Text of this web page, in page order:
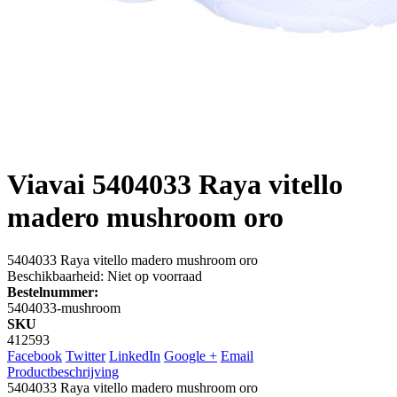
Viavai 5404033 Raya vitello
madero mushroom oro
5404033 Raya vitello madero mushroom oro
Beschikbaarheid: Niet op voorraad
Bestelnummer:
5404033-mushroom
SKU
412593
Facebook Twitter LinkedIn Google + Email
Productbeschrijving
5404033 Raya vitello madero mushroom oro